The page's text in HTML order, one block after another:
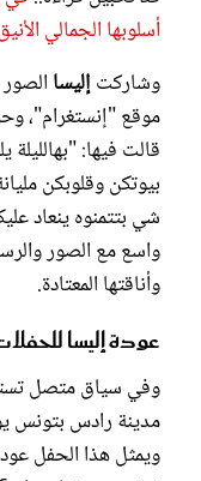
أسلوبها الجمالي
وشاركتإليسا
موقع "إنستغرام"،
قالت فيها:
بيوتكن وقلوبكن
شي بتتمنوه ينعاد
واسع مع الصور
وأناقتها المعتادة.
عودة إليسا للحفلات
وفي سياق متصل
ويمثل هذا الحفل